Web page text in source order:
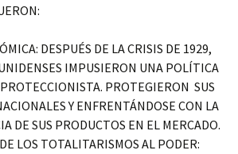
DESPUÉS DE LA CRISIS DE 1929,
IMPUSIERON UNA POLÍTICA
PROTEGIERON SUS
Y ENFRENTÁNDOSE CON LA
DE SUS PRODUCTOS EN EL MERCADO.
LOS TOTALITARISMOS AL PODER: